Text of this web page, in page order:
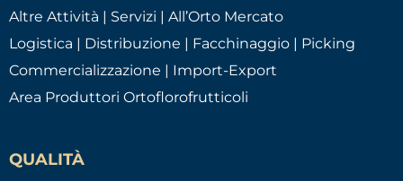
Altre Attività | Servizi | All’Orto Mercato
Logistica | Distribuzione | Facchinaggio | Picking
Commercializzazione | Import-Export
Area Produttori Ortoflorofrutticoli
QUALITÀ